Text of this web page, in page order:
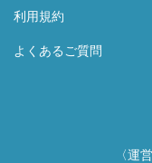
んでまいりまし
利用規約
よくあるご質問
〈運